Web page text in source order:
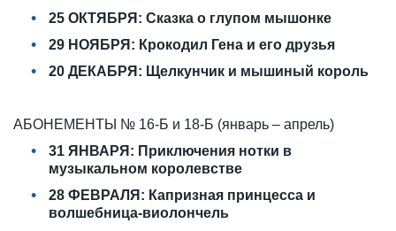
25 ОКТЯБРЯ: Сказка о глупом мышонке
29 НОЯБРЯ: Крокодил Гена и его друзья
20 ДЕКАБРЯ: Щелкунчик и мышиный король
АБОНЕМЕНТЫ № 16-Б и 18-Б (январь – апрель)
31 ЯНВАРЯ: Приключения нотки в
музыкальном королевстве
28 ФЕВРАЛЯ: Капризная принцесса и
волшебница-виолончель